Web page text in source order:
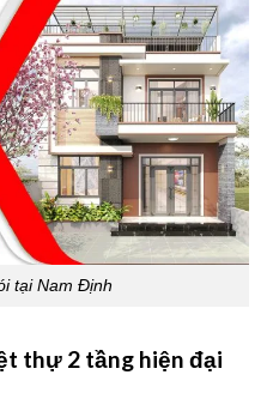
tại Nam Định
thự 2 tầng hiện đại